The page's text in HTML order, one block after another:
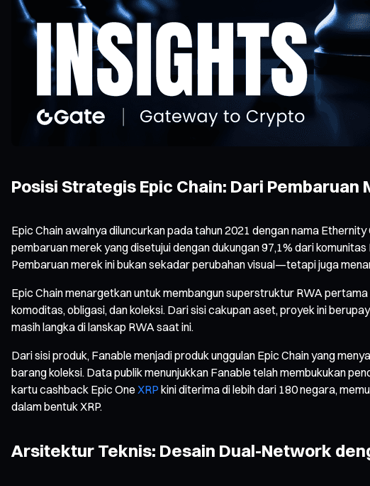
Posisi Strategis Epic Chain: Dari
Epic Chain awalnya diluncurkan pada tahun 2021 dengan nama
pembaruan merek yang disetujui dengan dukungan 97,1% dari
Pembaruan merek ini bukan sekadar perubahan visual—tetapi juga
Epic Chain menargetkan untuk membangun superstruktur RWA
komoditas, obligasi, dan koleksi. Dari sisi cakupan aset, proyek ini
masih langka di lanskap RWA saat ini.
Dari sisi produk, Fanable menjadi produk unggulan Epic Chain yang
barang koleksi. Data publik menunjukkan Fanable telah membukukan
kartu cashback Epic One XRP kini diterima di lebih dari 180 negara,
dalam bentuk XRP.
Arsitektur Teknis: Desain Dual-Network